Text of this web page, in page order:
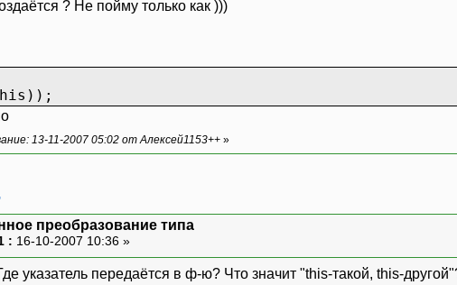
? Не пойму только как )))
13-11-2007 05:02 от Алексей1153++ »
преобразование типа
: 16-10-2007 10:36 »
указатель передаётся в ф-ю? Что значит "this-такой, this-